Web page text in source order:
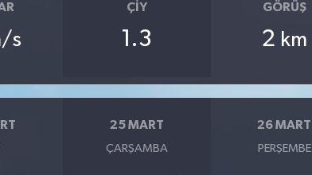
s
ÇIY
1.3
GÖRÜŞ
2 km
25 MART
ÇARŞAMBA
26 MART
PERŞEMBE